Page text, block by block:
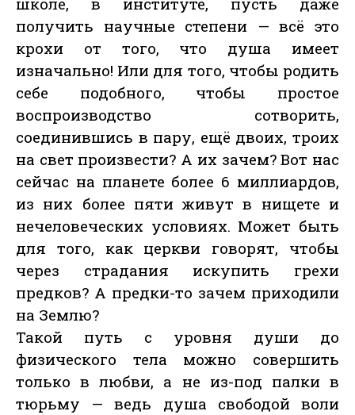
получить научные степени — всё это
крохи от того, что душа имеет
изначально! Или для того, чтобы родить
себе подобного, чтобы простое
воспроизводство сотворить,
соединившись в пару, ещё двоих, троих
на свет произвести? А их зачем? Вот нас
сейчас на планете более 6 миллиардов,
из них более пяти живут в нищете и
нечеловеческих условиях. Может быть
для того, как церкви говорят, чтобы
через страдания искупить грехи
предков? А предки-то зачем приходили
на Землю?
Такой путь с уровня души до
физического тела можно совершить
только в любви, а не из-под палки в
тюрьму — ведь душа свободой воли